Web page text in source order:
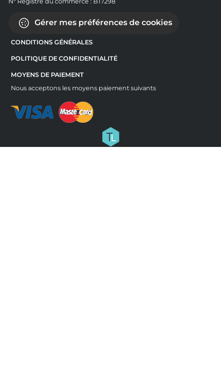
Gérer mes préférences de cookies
CONDITIONS GÉNÉRALES
POLITIQUE DE CONFIDENTIALITÉ
MOYENS DE PAIEMENT
Nous acceptons les moyens paiement suivants